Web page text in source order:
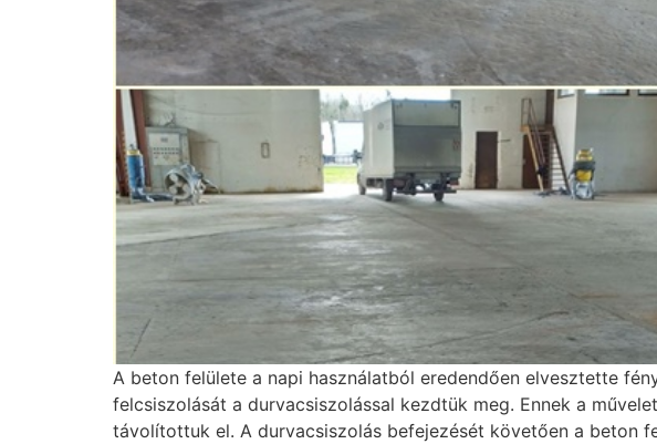
A beton felülete a napi használatból eredendően elvesztette
felcsiszolását a durvacsiszolással kezdtük meg. Ennek a
távolítottuk el. A durvacsiszolás befejezését követően a beton